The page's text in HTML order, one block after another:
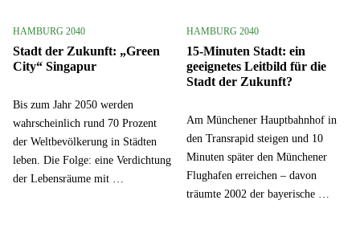
HAMBURG 2040
Stadt der Zukunft: „Green
City“ Singapur
Bis zum Jahr 2050 werden
wahrscheinlich rund 70 Prozent
der Weltbevölkerung in Städten
leben. Die Folge: eine Verdichtung
der Lebensräume mit …
HAMBURG 2040
15-Minuten Stadt: ein
geeignetes Leitbild für die
Stadt der Zukunft?
Am Münchener Hauptbahnhof in
den Transrapid steigen und 10
Minuten später den Münchener
Flughafen erreichen – davon
träumte 2002 der bayerische …